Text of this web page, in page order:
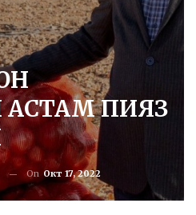
ПИЯЗ
On Окт 17, 2022